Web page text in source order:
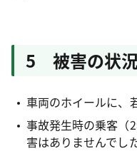
5 被害の状
車両のホイールに、
事故発生時の乗客（
害はありませんでし